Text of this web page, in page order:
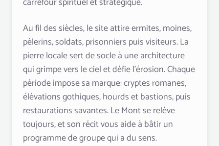
Au fil des siècles, le site attire ermites, moines,
pèlerins, soldats, prisonniers puis visiteurs. La
pierre locale sert de socle à une architecture
qui grimpe vers le ciel et défie l’érosion. Chaque
période impose sa marque: cryptes romanes,
élévations gothiques, hourds et bastions, puis
restaurations savantes. Le Mont se relève
toujours, et son récit vous aide à bâtir un
programme de groupe qui a du sens.